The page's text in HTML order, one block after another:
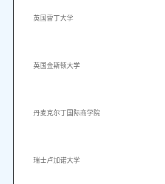
英国雷丁大学
英国金斯顿大学
丹麦克尔丁国际商学院
瑞士卢加诺大学